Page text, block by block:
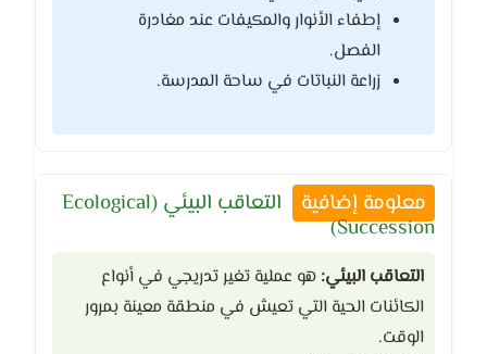
إطفاء الأنوار والمكيفات عند مغادرة
الفصل.
زراعة النباتات في ساحة المدرسة.
معلومة إضافية التعاقب البيئي (Ecological
Succession)
التعاقب البيئي: هو عملية تغير تدريجي في أنواع
الكائنات الحية التي تعيش في منطقة معينة بمرور
الوقت.